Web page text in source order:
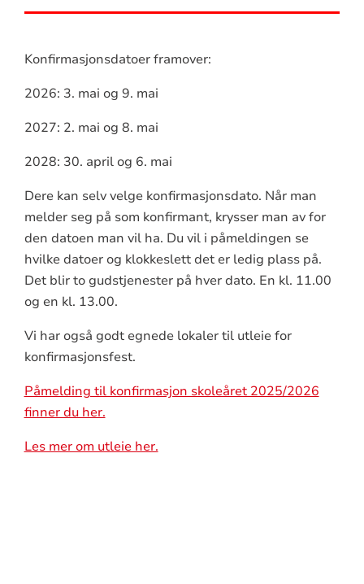
Konfirmasjonsdatoer framover:
2026: 3. mai og 9. mai
2027: 2. mai og 8. mai
2028: 30. april og 6. mai
Dere kan selv velge konfirmasjonsdato. Når man
melder seg på som konfirmant, krysser man av for
den datoen man vil ha. Du vil i påmeldingen se
hvilke datoer og klokkeslett det er ledig plass på.
Det blir to gudstjenester på hver dato. En kl. 11.00
og en kl. 13.00.
Vi har også godt egnede lokaler til utleie for
konfirmasjonsfest.
Påmelding til konfirmasjon skoleåret 2025/2026
finner du her.
Les mer om utleie her.